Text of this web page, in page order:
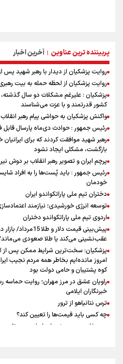
پربیننده ترین عناوین | آخرین اخبار
روایت پزشکیان از دیدار با رهبر شهید پس
روایت پزشکیان از لحظه حمله به بیت
پزشکیان : علیرغم مشکلات دو سال گذشته،
کشور قدرتمند و با عزت می‌شناسند
واکنش پزشکیان به حواشی پیام رهبر
رئیس جمهور : حوادث دی‌ماه پارسال
رهبر شهید موافقت کردند که برای
بازگشت، مشکلی ایجاد نشود
پرچم ایران و تصویر رهبر انقلاب بر دوش
رئیس جمهور : باید پُست‌ها را به افراد
خودمان
دختران تیم ملی پاراتکواندو ایران
توسعه انرژی خورشیدی؛ نیازمند
اردوی تیم ملی پاراتکواندو دختران
پیش‌بینی قیمت دلار و
عقب‌نشینی می‌کند یا طلا صعودی
پزشکیان: سخت‌ترین شرایط ممکن پس از
امروز مانده‌ایم بخاطر همه‌ مردم نجیب
کوه پشتیبان و حامی دولت بود
راویان عشق در مرز مهران؛ روایت حماسه‌
خبرنگاران ایلامی
ترس نتانیاهو از ترور
چه کسی باید قیمت‌ها را تعیین کند؟
وزیر خارجه مصر: رژیم اسراییل بدون